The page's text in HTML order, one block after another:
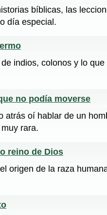
bíblicas, las
día especial.
indios, colonos y lo
no podía moverse
atrás oí hablar de un
rara.
reino de Dios
origen de la raza